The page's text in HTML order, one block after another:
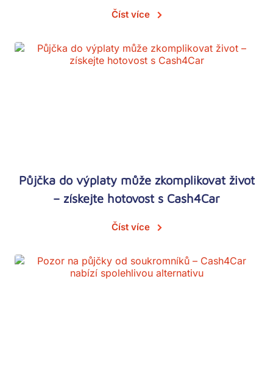
Číst více
Půjčka do výplaty může zkomplikovat život
– získejte hotovost s Cash4Car
Číst více